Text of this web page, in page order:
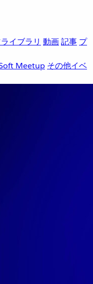
イブラリ 動画記事 プ
Meetup その他イベ